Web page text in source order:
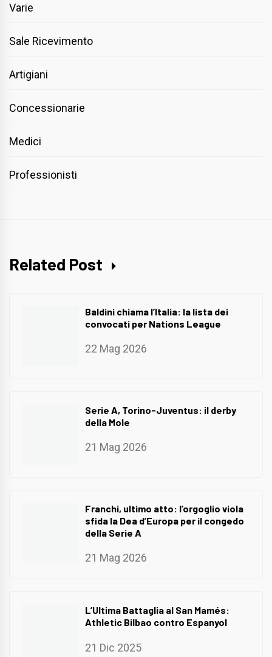
Varie
Sale Ricevimento
Artigiani
Concessionarie
Medici
Professionisti
Related Post
Baldini chiama l’Italia: la lista dei
convocati per Nations League
22 Mag 2026
Serie A, Torino-Juventus: il derby
della Mole
21 Mag 2026
Franchi, ultimo atto: l’orgoglio viola
sfida la Dea d’Europa per il congedo
della Serie A
21 Mag 2026
L’Ultima Battaglia al San Mamés:
Athletic Bilbao contro Espanyol
21 Dic 2025